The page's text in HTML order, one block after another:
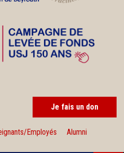
Je fais un don
Employés Alumni